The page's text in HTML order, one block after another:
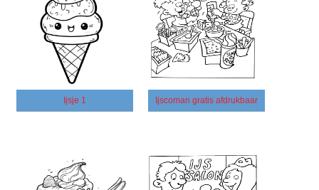
Ijsje 1 Ijscoman gratis afdrukbaar